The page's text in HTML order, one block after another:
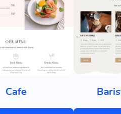
Cafe